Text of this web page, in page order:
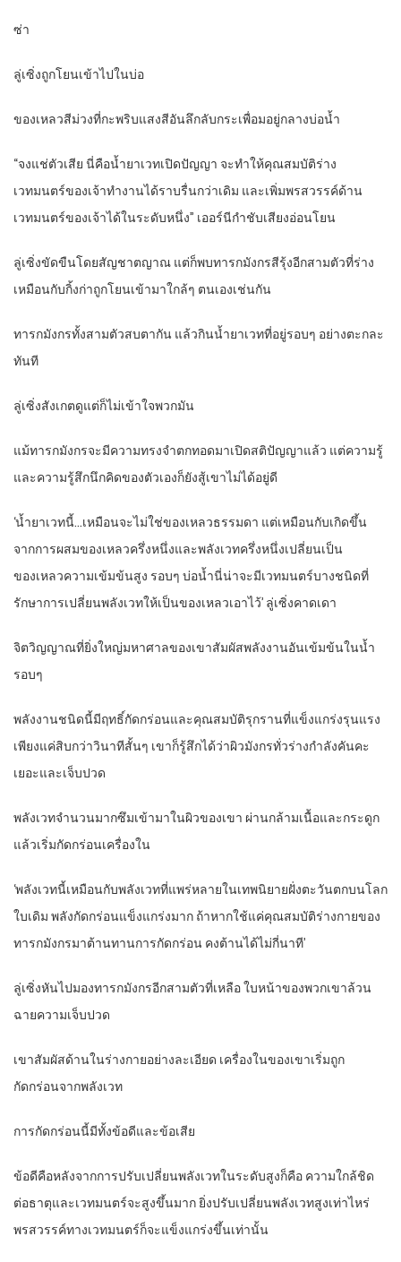
ซ่า
ลู่เซิ่งถูกโยนเข้าไปในบ่อ
ของเหลวสีม่วงที่กะพริบแสงสีอันลึกลับกระเพื่อมอยู่กลางบ่อน้ำ
“จงแช่ตัวเสีย นี่คือน้ำยาเวทเปิดปัญญา จะทำให้คุณสมบัติร่าง
เวทมนตร์ของเจ้าทำงานได้ราบรื่นกว่าเดิม และเพิ่มพรสวรรค์ด้าน
เวทมนตร์ของเจ้าได้ในระดับหนึ่ง” เออร์นีกำชับเสียงอ่อนโยน
ลู่เซิ่งขัดขืนโดยสัญชาตญาณ แต่ก็พบทารกมังกรสีรุ้งอีกสามตัวที่ร่าง
เหมือนกับกิ้งก่าถูกโยนเข้ามาใกล้ๆ ตนเองเช่นกัน
ทารกมังกรทั้งสามตัวสบตากัน แล้วกินน้ำยาเวทที่อยู่รอบๆ อย่างตะกละ
ทันที
ลู่เซิ่งสังเกตดูแต่ก็ไม่เข้าใจพวกมัน
แม้ทารกมังกรจะมีความทรงจำตกทอดมาเปิดสติปัญญาแล้ว แต่ความรู้
และความรู้สึกนึกคิดของตัวเองก็ยังสู้เขาไม่ได้อยู่ดี
‘น้ำยาเวทนี้…เหมือนจะไม่ใช่ของเหลวธรรมดา แต่เหมือนกับเกิดขึ้น
จากการผสมของเหลวครึ่งหนึ่งและพลังเวทครึ่งหนึ่งเปลี่ยนเป็น
ของเหลวความเข้มข้นสูง รอบๆ บ่อน้ำนี่น่าจะมีเวทมนตร์บางชนิดที่
รักษาการเปลี่ยนพลังเวทให้เป็นของเหลวเอาไว้’ ลู่เซิ่งคาดเดา
จิตวิญญาณที่ยิ่งใหญ่มหาศาลของเขาสัมผัสพลังงานอันเข้มข้นในน้ำ
รอบๆ
พลังงานชนิดนี้มีฤทธิ์กัดกร่อนและคุณสมบัติรุกรานที่แข็งแกร่งรุนแรง
เพียงแค่สิบกว่าวินาทีสั้นๆ เขาก็รู้สึกได้ว่าผิวมังกรทั่วร่างกำลังคันคะ
เยอะและเจ็บปวด
พลังเวทจำนวนมากซึมเข้ามาในผิวของเขา ผ่านกล้ามเนื้อและกระดูก
แล้วเริ่มกัดกร่อนเครื่องใน
‘พลังเวทนี้เหมือนกับพลังเวทที่แพร่หลายในเทพนิยายฝั่งตะวันตกบนโลก
ใบเดิม พลังกัดกร่อนแข็งแกร่งมาก ถ้าหากใช้แค่คุณสมบัติร่างกายของ
ทารกมังกรมาต้านทานการกัดกร่อน คงต้านได้ไม่กี่นาที’
ลู่เซิ่งหันไปมองทารกมังกรอีกสามตัวที่เหลือ ใบหน้าของพวกเขาล้วน
ฉายความเจ็บปวด
เขาสัมผัสด้านในร่างกายอย่างละเอียด เครื่องในของเขาเริ่มถูก
กัดกร่อนจากพลังเวท
การกัดกร่อนนี้มีทั้งข้อดีและข้อเสีย
ข้อดีคือหลังจากการปรับเปลี่ยนพลังเวทในระดับสูงก็คือ ความใกล้ชิด
ต่อธาตุและเวทมนตร์จะสูงขึ้นมาก ยิ่งปรับเปลี่ยนพลังเวทสูงเท่าไหร่
พรสวรรค์ทางเวทมนตร์ก็จะแข็งแกร่งขึ้นเท่านั้น